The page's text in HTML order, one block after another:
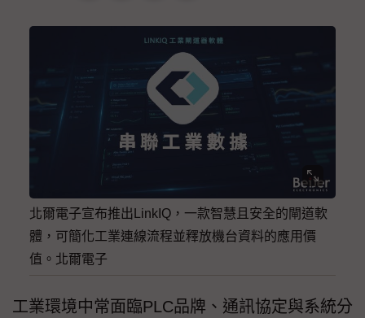
北爾電子宣布推出LinkIQ，一款智慧且安全的閘道軟
體，可簡化工業連線流程並釋放機台資料的應用價
值。北爾電子
工業環境中常面臨PLC品牌、通訊協定與系統分